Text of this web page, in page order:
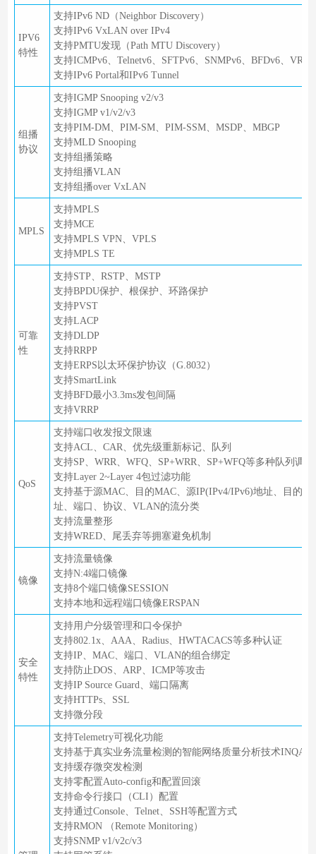
IPV6
特性
支持IPv6 ND（Neighbor Discovery）
支持IPv6 VxLAN over IPv4
支持PMTU发现（Path MTU Discovery）
支持ICMPv6、Telnetv6、SFTPv6、SNMPv6、BFDv6、
支持IPv6 Portal和IPv6 Tunnel
组播
协议
支持IGMP Snooping v2/v3
支持IGMP v1/v2/v3
支持PIM-DM、PIM-SM、PIM-SSM、MSDP、MBGP
支持MLD Snooping
支持组播策略
支持组播VLAN
支持组播over VxLAN
MPLS
支持MPLS
支持MCE
支持MPLS VPN、VPLS
支持MPLS TE
可靠
性
支持STP、RSTP、MSTP
支持BPDU保护、根保护、环路保护
支持PVST
支持LACP
支持DLDP
支持RRPP
支持ERPS以太环保护协议（G.8032）
支持SmartLink
支持BFD最小3.3ms发包间隔
支持VRRP
QoS
支持端口收发报文限速
支持ACL、CAR、优先级重新标记、队列
支持SP、WRR、WFQ、SP+WRR、SP+WFQ等多种队列调度
支持Layer 2~Layer 4包过滤功能
支持基于源MAC、目的MAC、源IP(IPv4/IPv6)地址、目的
址、端口、协议、VLAN的流分类
支持流量整形
支持WRED、尾丢弃等拥塞避免机制
镜像
支持流量镜像
支持N:4端口镜像
支持8个端口镜像SESSION
支持本地和远程端口镜像ERSPAN
安全
特性
支持用户分级管理和口令保护
支持802.1x、AAA、Radius、HWTACACS等多种认证
支持IP、MAC、端口、VLAN的组合绑定
支持防止DOS、ARP、ICMP等攻击
支持IP Source Guard、端口隔离
支持HTTPs、SSL
支持微分段
支持Telemetry可视化功能
支持基于真实业务流量检测的智能网络质量分析技术INQA
支持缓存微突发检测
支持零配置Auto-config和配置回滚
支持命令行接口（CLI）配置
支持通过Console、Telnet、SSH等配置方式
支持RMON （Remote Monitoring）
支持SNMP v1/v2c/v3